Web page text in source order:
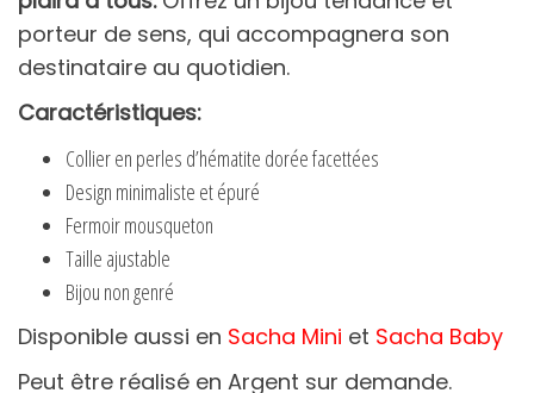
porteur de sens, qui accompagnera son
destinataire au quotidien.
Caractéristiques:
Collier en perles d’hématite dorée facettées
Design minimaliste et épuré
Fermoir mousqueton
Taille ajustable
Bijou non genré
Disponible aussi en Sacha Mini et Sacha Baby
Peut être réalisé en Argent sur demande.